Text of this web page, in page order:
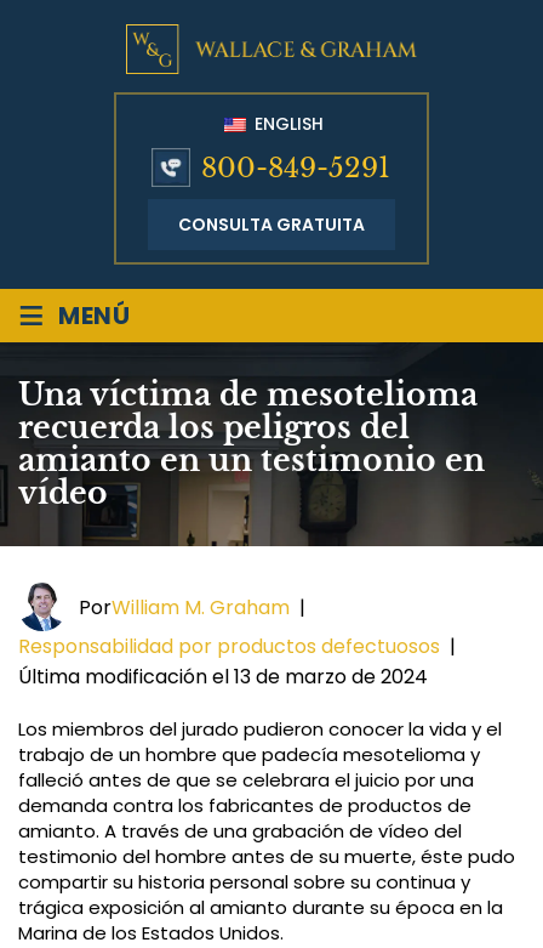
ENGLISH
800-849-5291
CONSULTA GRATUITA
≡ MENÚ
Una víctima de mesotelioma
recuerda los peligros del
amianto en un testimonio en
vídeo
PorWilliam M. Graham |
Responsabilidad por productos defectuosos |
Última modificación el 13 de marzo de 2024
Los miembros del jurado pudieron conocer la vida y el
trabajo de un hombre que padecía mesotelioma y
falleció antes de que se celebrara el juicio por una
demanda contra los fabricantes de productos de
amianto. A través de una grabación de vídeo del
testimonio del hombre antes de su muerte, éste pudo
compartir su historia personal sobre su continua y
trágica exposición al amianto durante su época en la
Marina de los Estados Unidos.